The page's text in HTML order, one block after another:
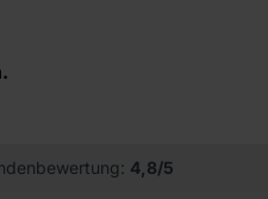
4,8/5